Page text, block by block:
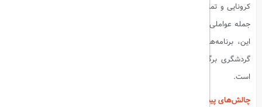
کرونایی و تمایل مردم به جبران زمان‌های از دست‌رفته در دوران همه‌گیری، از
جمله عواملی هستند که باعث افزایش سفرها در سال جاری شده‌اند. علاوه بر
این، برنامه‌های ویژه تخفیف‌ها و جشنواره‌های تابستانی که توسط مقاصد
گردشگری برگزار می‌شوند، نیز جذابیت بیشتری برای گردشگران ایجاد کرده
است.
چالش‌های پیش‌رو